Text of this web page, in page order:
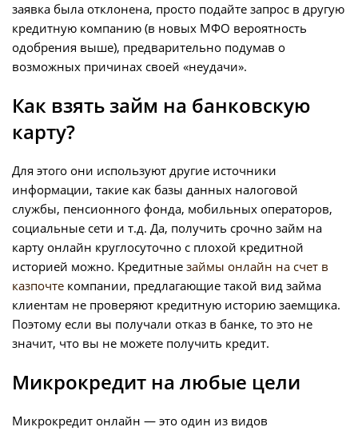
заявка была отклонена, просто подайте запрос в другую
кредитную компанию (в новых МФО вероятность
одобрения выше), предварительно подумав о
возможных причинах своей «неудачи».
Как взять займ на банковскую
карту?
Для этого они используют другие источники
информации, такие как базы данных налоговой
службы, пенсионного фонда, мобильных операторов,
социальные сети и т.д. Да, получить срочно займ на
карту онлайн круглосуточно с плохой кредитной
историей можно. Кредитные займы онлайн на счет в
казпочте компании, предлагающие такой вид займа
клиентам не проверяют кредитную историю заемщика.
Поэтому если вы получали отказ в банке, то это не
значит, что вы не можете получить кредит.
Микрокредит на любые цели
Микрокредит онлайн — это один из видов